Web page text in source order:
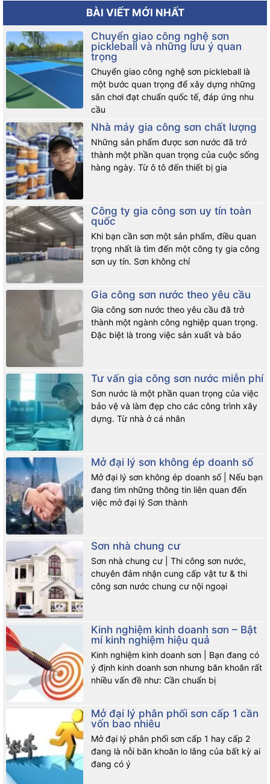
BÀI VIẾT MỚI NHẤT
Chuyển giao công nghệ sơn
pickleball và những lưu ý quan
trọng
Chuyển giao công nghệ sơn pickleball là
một bước quan trọng để xây dựng những
sân chơi đạt chuẩn quốc tế, đáp ứng nhu
cầu
Nhà máy gia công sơn chất lượng
Những sản phẩm được sơn nước đã trở
thành một phần quan trọng của cuộc sống
hàng ngày. Từ ô tô đến thiết bị gia
Công ty gia công sơn uy tín toàn
quốc
Khi bạn cần sơn một sản phẩm, điều quan
trọng nhất là tìm đến một công ty gia công
sơn uy tín. Sơn không chỉ
Gia công sơn nước theo yêu cầu
Gia công sơn nước theo yêu cầu đã trở
thành một ngành công nghiệp quan trọng.
Đặc biệt là trong việc sản xuất và bảo
Tư vấn gia công sơn nước miễn phí
Sơn nước là một phần quan trọng của việc
bảo vệ và làm đẹp cho các công trình xây
dựng. Từ nhà ở cá nhân
Mở đại lý sơn không ép doanh số
Mở đại lý sơn không ép doanh số | Nếu bạn
đang tìm những thông tin liên quan đến
việc mở đại lý Sơn thành
Sơn nhà chung cư
Sơn nhà chung cư | Thi công sơn nước,
chuyên đảm nhận cung cấp vật tư & thi
công sơn nước chung cư nội ngoại
Kinh nghiệm kinh doanh sơn – Bật
mí kinh nghiệm hiệu quả
Kinh nghiệm kinh doanh sơn | Bạn đang có
ý định kinh doanh sơn nhưng băn khoăn rất
nhiều vấn đề như: Cần chuẩn bị
Mở đại lý phân phối sơn cấp 1 cần
vốn bao nhiêu
Mở đại lý phân phối sơn cấp 1 hay cấp 2
đang là nỗi băn khoăn lo lắng của bất kỳ ai
đang có ý